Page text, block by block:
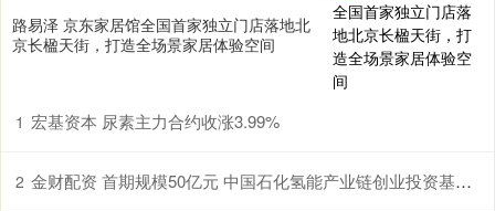
路易泽 京东家居馆全国首家独立门店落地北
京长楹天街，打造全场景家居体验空间
1 宏基资本 尿素主力合约收涨3.99%
2 金财配资 首期规模50亿元 中国石化氢能产业链创业投资基金设立